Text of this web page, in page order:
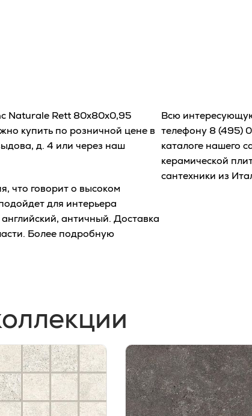
Naturale Rett 80x80x0,95
купить по розничной цене в
д. 4 или через наш
что говорит о высоком
для интерьера
античный. Доставка
Более подробную
Всю
телефону 8 (495)
каталоге нашего
керамической
сантехники из